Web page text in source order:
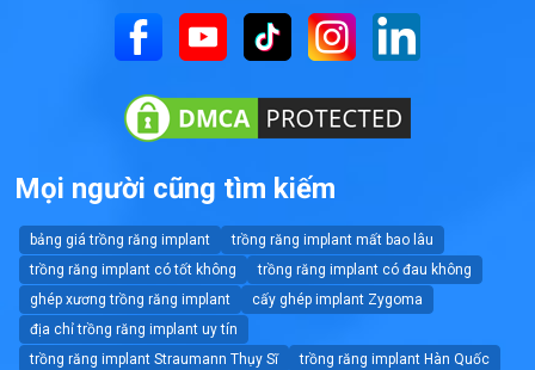
Mọi người cũng tìm kiếm
bảng giá trồng răng implant
trồng răng implant mất bao lâu
trồng răng implant có tốt không
trồng răng implant có đau không
ghép xương trồng răng implant
cấy ghép implant Zygoma
địa chỉ trồng răng implant uy tín
trồng răng implant Straumann Thụy Sĩ
trồng răng implant Hàn Quốc